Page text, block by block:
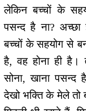
लेकिन बच्चों के
पसन्द है ना?
बच्चों के सहयोग से
है, वह होना ही
सोना, खाना
देखो भक्ति के मेले